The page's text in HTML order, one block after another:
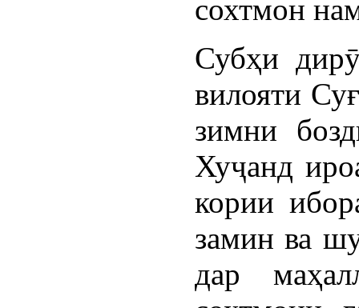
сохтмон
Субҳи
вилояти
зимни
Хуҷанд
кории
замин ва
дар